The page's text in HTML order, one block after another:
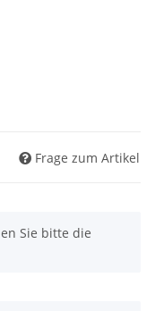
Frage zum Artikel
Sie bitte die